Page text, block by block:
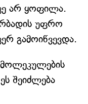
არ ყოფილა.
უფრო
გამოიწვევდა.
შეიძლება